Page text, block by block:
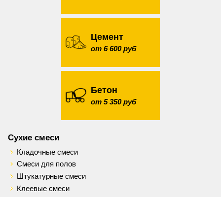
Цемент
от 6 600 руб
Бетон
от 5 350 руб
Сухие смеси
Кладочные смеси
Смеси для полов
Штукатурные смеси
Клеевые смеси